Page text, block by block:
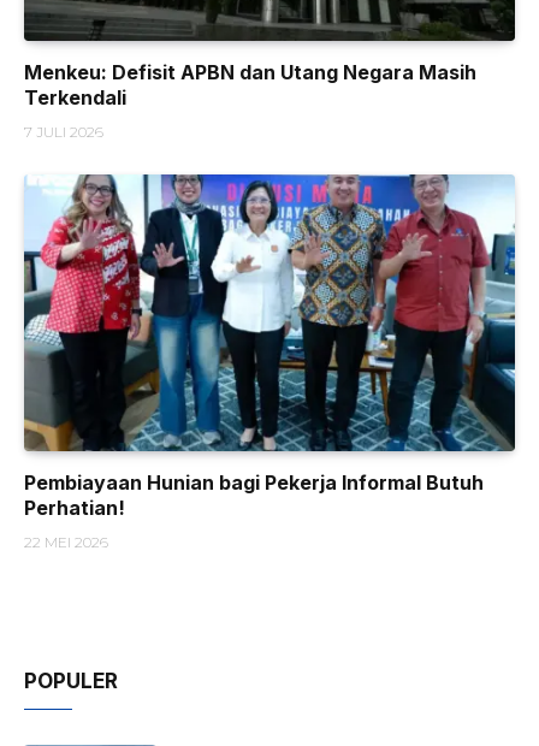
Menkeu: Defisit APBN dan Utang Negara Masih
Terkendali
7 JULI 2026
Pembiayaan Hunian bagi Pekerja Informal Butuh
Perhatian!
22 MEI 2026
POPULER